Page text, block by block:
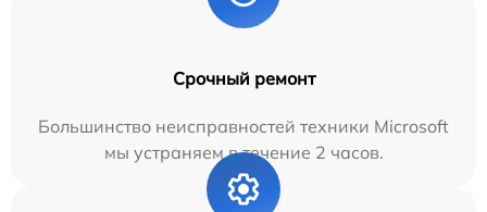
Срочный ремонт
Большинство неисправностей техники Microsoft
мы устраняем в течение 2 часов.